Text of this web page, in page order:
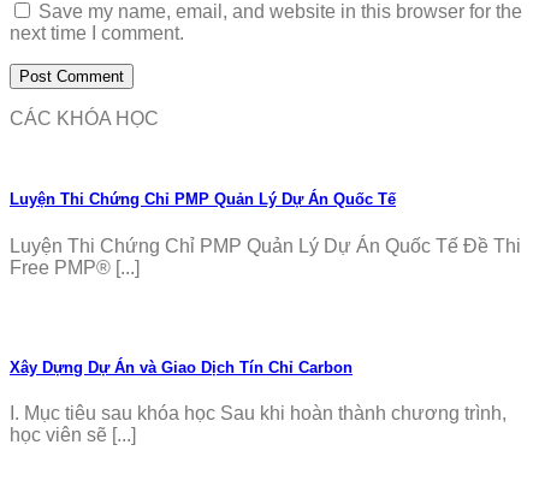
Save my name, email, and website in this browser for the
next time I comment.
CÁC KHÓA HỌC
Luyện Thi Chứng Chỉ PMP Quản Lý Dự Án Quốc Tế
Luyện Thi Chứng Chỉ PMP Quản Lý Dự Án Quốc Tế Đề Thi
Free PMP® [...]
Xây Dựng Dự Án và Giao Dịch Tín Chỉ Carbon
I. Mục tiêu sau khóa học Sau khi hoàn thành chương trình,
học viên sẽ [...]